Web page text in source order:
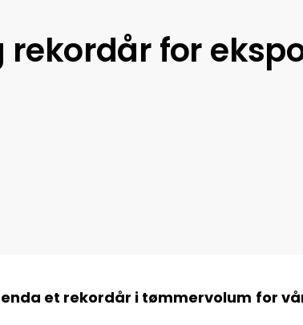
rekordår for
et rekordår i tømmervolum for